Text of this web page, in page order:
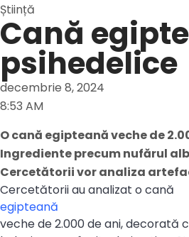
Știință
Cană
psihedelice
decembrie 8, 2024
8:53 AM
O cană egipteană veche de
Ingrediente precum nufărul
Cercetătorii vor analiza
Cercetătorii au analizat o cană
egipteană
veche de 2.000 de ani, decorată